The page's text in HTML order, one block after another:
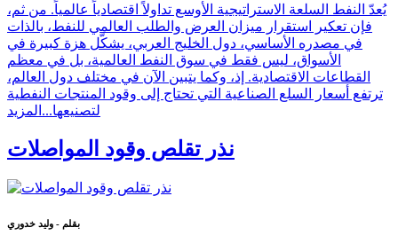
يُعدّ النفط السلعة الاستراتيجية الأوسع تداولاً اقتصادياً عالمياً. من ثم،
فإن تعكير استقرار ميزان العرض والطلب العالمي للنفط، بالذات
في مصدره الأساسي، دول الخليج العربي، يشكّل هزة كبيرة في
الأسواق، ليس فقط في سوق النفط العالمية، بل في معظم
القطاعات الاقتصادية. إذ، وكما يتبين الآن في مختلف دول العالم،
ترتفع أسعار السلع الصناعية التي تحتاج إلى وقود المنتجات النفطية
لتصنيعها... المزيد
نذر تقلص وقود المواصلات
بقلم - وليد خدوري